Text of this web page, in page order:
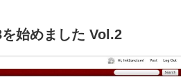
始めました Vol.2